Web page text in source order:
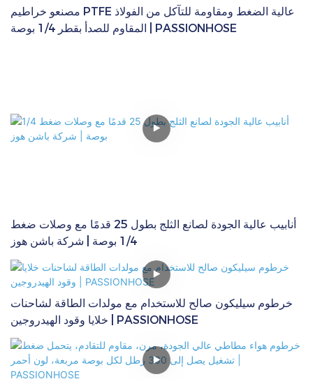
مصنعو خراطيم PTFE عالية الضغط ومقاومة للتآكل من الفولاذ
المقاوم للصدأ بقطر 1/4 بوصة | PASSIONHOSE
أنابيب عالية الجودة لصانع الثلج بطول 25 قدمًا مع وصلات ضغط
1/4 بوصة | شركة باشن هوز
خرطوم سيليكون صالح للاستخدام مع مولدات الطاقة لشاحنات
خلايا وقود الهيدروجين | PASSIONHOSE